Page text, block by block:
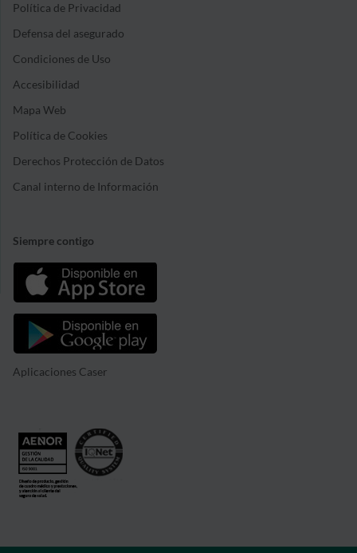
Política de Privacidad
Defensa del asegurado
Condiciones de Uso
Accesibilidad
Mapa Web
Política de Cookies
Derechos Protección de Datos
Canal interno de Información
Siempre contigo
Aplicaciones Caser